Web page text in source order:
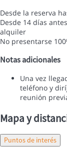
Desde la reserva
Desde 14 días
alquiler
No presentarse
Notas adicionales
Una vez
teléfono y
reunión
Mapa y
Puntos de interés